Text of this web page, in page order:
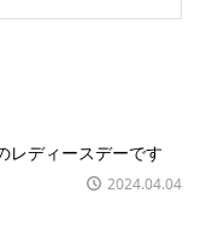
レディースデーです
2024.04.04